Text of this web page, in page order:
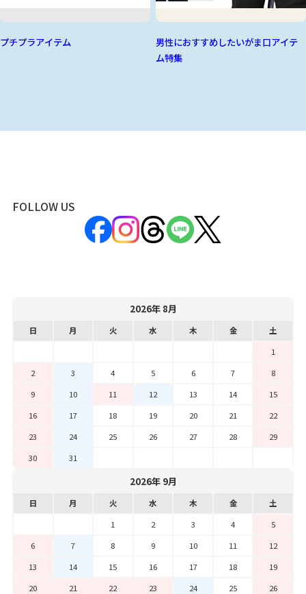
プチプラアイテム
男性におすすめしたいがま口アイテ
ム特集
FOLLOW US
2026年 8月
日 月 火 水 木 金
土
1
2
3 4 5 6 7
8
9
10 11 12 13 14
15
16
17 18 19 20 21
22
23
24 25 26 27 28
29
30
31
2026年 9月
日 月 火 水 木 金
土
1
2 3 4
5
6
7 8 9 10 11
12
13
14 15 16 17 18
19
20
21 22 23 24 25
26